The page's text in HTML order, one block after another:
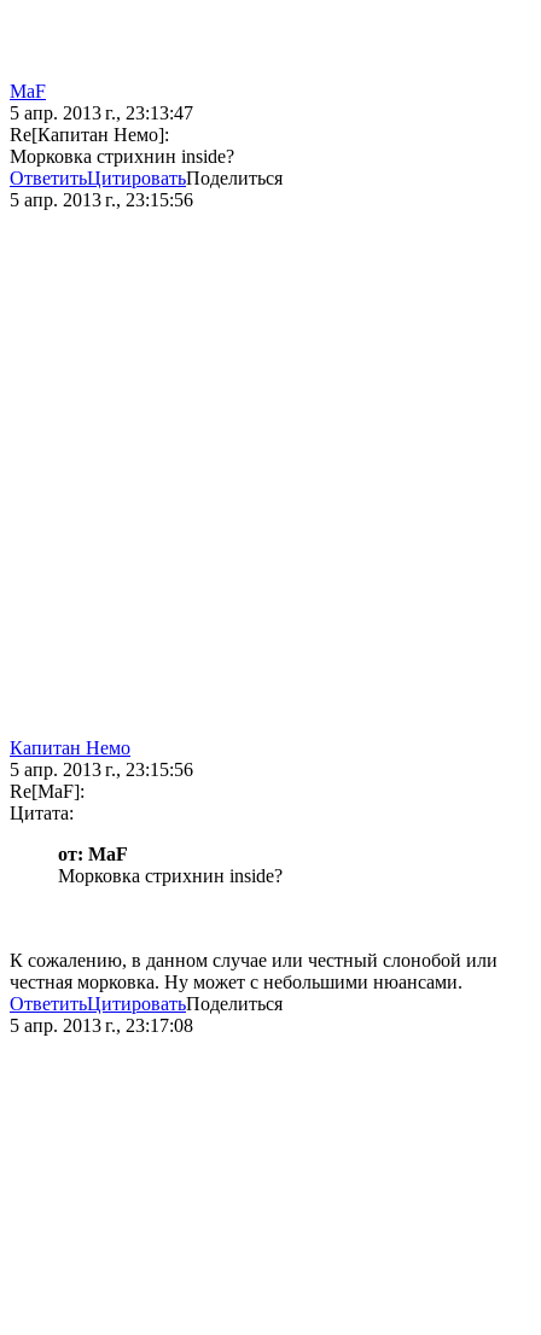
MaF
5 апр. 2013 г., 23:13:47
Re[Капитан Немо]:
Морковка стрихнин inside?
ОтветитьЦитироватьПоделиться
5 апр. 2013 г., 23:15:56
Капитан Немо
5 апр. 2013 г., 23:15:56
Re[MaF]:
Цитата:
от: MaF
Морковка стрихнин inside?
К сожалению, в данном случае или честный слонобой или
честная морковка. Ну может с небольшими нюансами.
ОтветитьЦитироватьПоделиться
5 апр. 2013 г., 23:17:08